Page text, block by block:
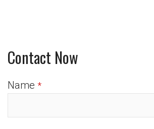
Contact Now
Name *